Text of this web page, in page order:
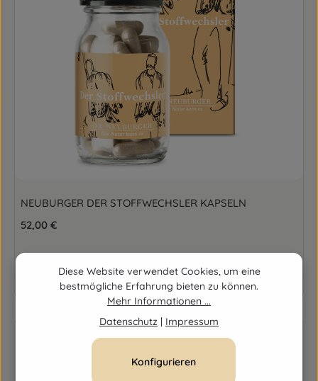
NEUBURGER DER STOFFWECHSLER KAPSELN
Regulärer Preis:
52,00 €
Produkt Anzahl: Gib den gewünschten Wert
Diese Website verwendet Cookies, um eine
bestmögliche Erfahrung bieten zu können.
Mehr Informationen ...
Datenschutz | Impressum
Konfigurieren